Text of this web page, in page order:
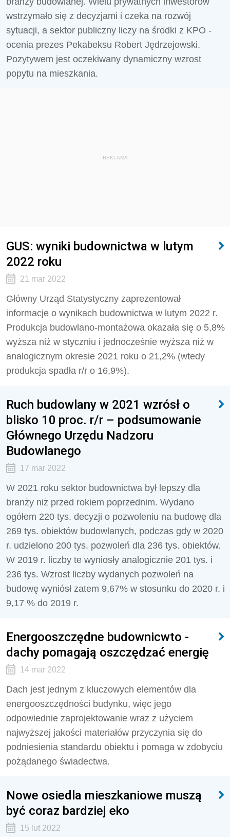
wstrzymało się z decyzjami i czeka na rozwój
sytuacji, a sektor publiczny liczy na środki z KPO -
ocenia prezes Pekabeksu Robert Jędrzejowski.
Pozytywem jest oczekiwany dynamiczny wzrost
popytu na mieszkania.
REKLAMA
GUS: wyniki budownictwa w lutym
2022 roku
21 mar 2022
Główny Urząd Statystyczny zaprezentował
informacje o wynikach budownictwa w lutym 2022 r.
Produkcja budowlano-montażowa okazała się o 5,8%
wyższa niż w styczniu i jednocześnie wyższa niż w
analogicznym okresie 2021 roku o 21,2% (wtedy
produkcja spadła r/r o 16,9%).
Ruch budowlany w 2021 wzrósł o
blisko 10 proc. r/r – podsumowanie
Głównego Urzędu Nadzoru
Budowlanego
17 mar 2022
W 2021 roku sektor budownictwa był lepszy dla
branży niż przed rokiem poprzednim. Wydano
ogółem 220 tys. decyzji o pozwoleniu na budowę dla
269 tys. obiektów budowlanych, podczas gdy w 2020
r. udzielono 200 tys. pozwoleń dla 236 tys. obiektów.
W 2019 r. liczby te wyniosły analogicznie 201 tys. i
236 tys. Wzrost liczby wydanych pozwoleń na
budowę wyniósł zatem 9,67% w stosunku do 2020 r. i
9,17 % do 2019 r.
Energooszczędne budownicwto -
dachy pomagają oszczędzać energię
14 mar 2022
Dach jest jednym z kluczowych elementów dla
energooszczędności budynku, więc jego
odpowiednie zaprojektowanie wraz z użyciem
najwyższej jakości materiałów przyczynia się do
podniesienia standardu obiektu i pomaga w zdobyciu
pożądanego świadectwa.
Nowe osiedla mieszkaniowe muszą
być coraz bardziej eko
15 lut 2022